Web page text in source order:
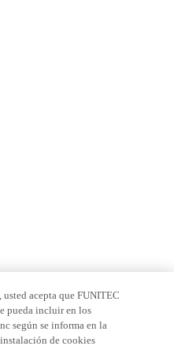
acepta que FUNITEC
pueda incluir en los
según se informa en la
de cookies